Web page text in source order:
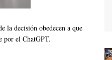
la decisión obedecen a que
por el ChatGPT.